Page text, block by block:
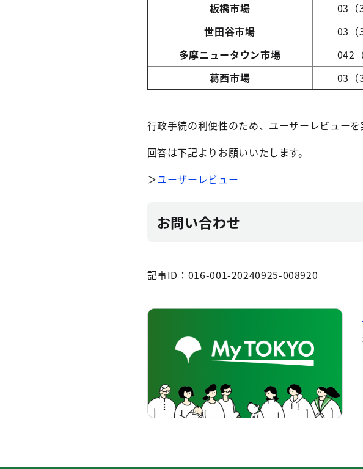
板橋市場
03（
世田谷市場
03（
多摩ニュータウン市場
042
葛西市場
03（
行政手続の利便性のため、ユーザーレビューを
回答は下記よりお願いいたします。
＞ユーザーレビュー
お問い合わせ
記事ID：016-001-20240925-008920